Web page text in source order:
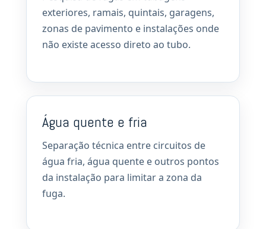
exteriores, ramais, quintais, garagens,
zonas de pavimento e instalações onde
não existe acesso direto ao tubo.
Água quente e fria
Separação técnica entre circuitos de
água fria, água quente e outros pontos
da instalação para limitar a zona da
fuga.